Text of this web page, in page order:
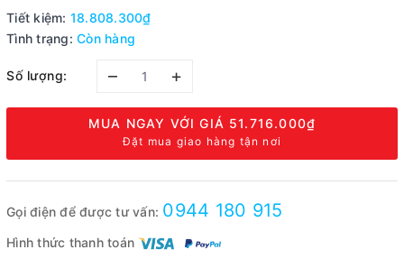
Tiết kiệm: 18.808.300₫
Tình trạng: Còn hàng
Số lượng: – +
MUA NGAY VỚI GIÁ 51.716.000₫
Đặt mua giao hàng tận nơi
Gọi điện để được tư vấn: 0944 180 915
Hình thức thanh toán